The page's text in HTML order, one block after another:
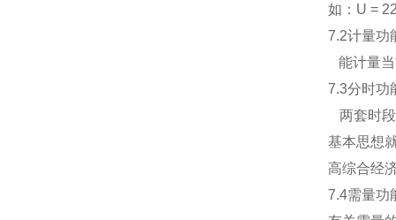
如：U =
7.2计量功
能计量当
7.3分时功
两套时
基本思想
高综合经
7.4需量功